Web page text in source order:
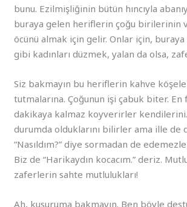
bunu. Ezilmişliğinin bütün hıncıyla
buraya gelen heriflerin çoğu birilerinin
öcünü almak için gelir. Onlar için,
gibi kadınları düzmek, yalan da olsa,
Siz bakmayın bu heriflerin kahve
tutmalarına. Çoğunun işi çabuk biter.
dakikaya kalmaz koyverirler kendilerini.
durumda olduklarını bilirler ama ille de
“Nasıldım?” diye sormadan de
Biz de “Harikaydın kocacım.” deriz.
zaferlerin sahte mutlulukları!
Ah, kusuruma bakmayın. Ben böyle